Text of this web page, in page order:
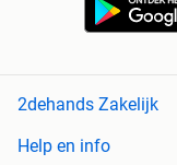
2dehands Zakelijk
Help en info